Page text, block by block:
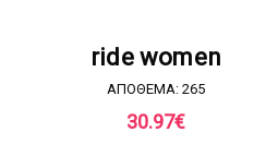
ride women
ΑΠΟΘΕΜΑ: 265
30.97€